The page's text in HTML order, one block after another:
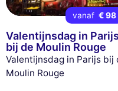
vanaf € 98
Valentijnsdag in Parijs
bij de Moulin Rouge
Valentijnsdag in Parijs bij
Moulin Rouge